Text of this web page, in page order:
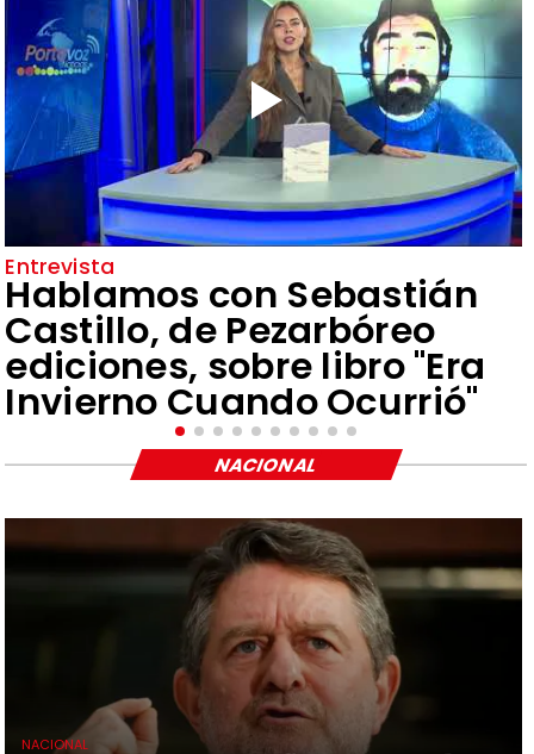
Entrevista
Hablamos con Sebastián
Castillo, de Pezarbóreo
ediciones, sobre libro "Era
Invierno Cuando Ocurrió"
NACIONAL
NACIONAL